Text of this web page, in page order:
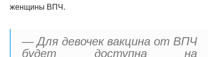
женщины ВПЧ.
— Для девочек вакцина от ВПЧ
будет доступна на